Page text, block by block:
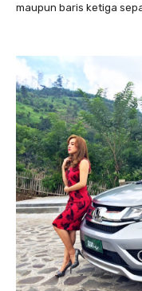
maupun baris ketiga